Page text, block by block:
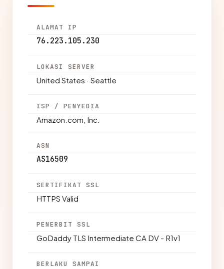
ALAMAT IP
76.223.105.230
LOKASI SERVER
United States · Seattle
ISP / PENYEDIA
Amazon.com, Inc.
ASN
AS16509
SERTIFIKAT SSL
HTTPS Valid
PENERBIT SSL
GoDaddy TLS Intermediate CA DV - R1v1
BERLAKU SAMPAI